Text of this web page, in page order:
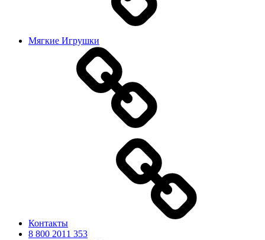
Мягкие Игрушки
Контакты
8 800 2011 353